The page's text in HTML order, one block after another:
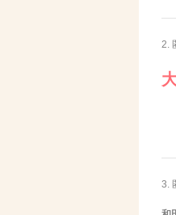
2.
3.